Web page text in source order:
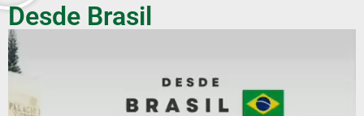
Desde Brasil